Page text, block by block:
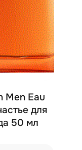
Men Eau
для
50 мл